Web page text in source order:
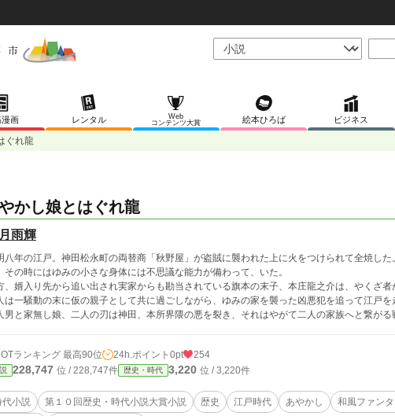
画 レンタル
Web
コンテンツ大賞
絵本ひろば ビジネス
ぐれ龍
かし娘とはぐれ龍
雨輝
八年の江戸。神田松永町の両替商「秋野屋」が盗賊に襲われた上に火をつけられて全焼し
その時にはゆみの小さな身体には不思議な能力が備わって、いた。
、婿入り先から追い出され実家からも勘当されている旗本の末子、本庄龍之介は、やくざ者
は一騒動の末に仮の親子として共に過ごしながら、ゆみの家を襲った凶悪犯を追って江戸を
男と家無し娘、二人の刃は神田、本所界隈の悪を裂き、それはやがて二人の家族へと繋がる
ランキング 最高90位 24h.ポイント 0pt 254
228,747 位 / 228,747件 歴史・時代 3,220 位 / 3,220件
代小説 第１０回歴史・時代小説大賞小説 歴史 江戸時代 あやかし 和風ファン